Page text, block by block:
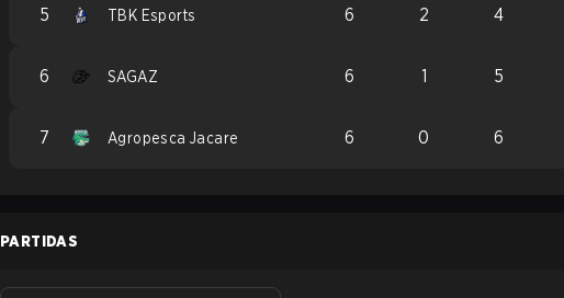
5 TBK Esports 6 2 4
6 SAGAZ 6 1 5
7 Agropesca Jacare 6 0 6
PARTIDAS